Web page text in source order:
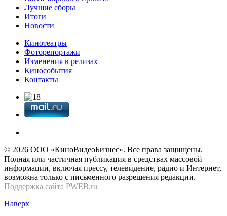
Лучшие сборы
Итоги
Новости
Кинотеатры
Фоторепортажи
Изменения в релизах
Кинособытия
Контакты
© 2026 OOО «КиноВидеоБизнес». Все права защищены.
Полная или частичная публикация в средствах массовой
информации, включая прессу, телевидение, радио и Интернет,
возможна только с письменного разрешения редакции.
Поддержка сайта PWEB.ru
Наверх